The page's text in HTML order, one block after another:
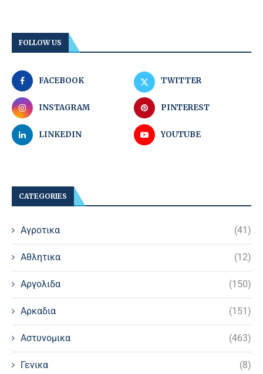
FOLLOW US
FACEBOOK TWITTER
INSTAGRAM PINTEREST
LINKEDIN YOUTUBE
CATEGORIES
Αγροτικα (41)
Αθλητικα (12)
Αργολιδα (150)
Αρκαδια (151)
Αστυνομικα (463)
Γενικα (8)